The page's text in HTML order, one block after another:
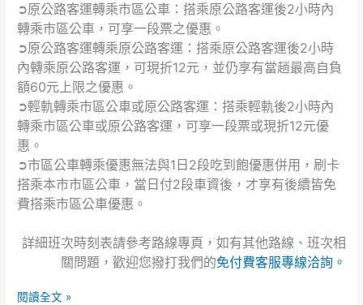
通
知
➲原公路客運轉乘市區公車：搭乘原公路客運後2小時內
轉乘市區公車，可享一段票之優惠。
➲原公路客運轉乘原公路客運：搭乘原公路客運後2小時
內轉乘原公路客運，可現折12元，並仍享有當趟最高自負
額60元上限之優惠。
➲輕軌轉乘市區公車或原公路客運：搭乘輕軌後2小時內
轉乘市區公車或原公路客運，可享一段票或現折12元優
惠。
➲市區公車轉乘優惠無法與1日2段吃到飽優惠併用，刷卡
搭乘本市市區公車，當日付2段車資後，才享有後續皆免
費搭乘市區公車優惠。
詳細班次時刻表請參考路線專頁，如有其他路線、班次相
關問題，歡迎您撥打我們的免付費客服專線洽詢。
電
子
票
證
轉
優
惠」
閱讀全文 »